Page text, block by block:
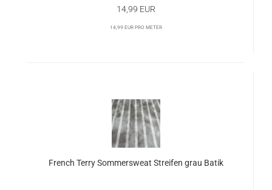
14,99 EUR
14,99 EUR pro Meter
French Terry Sommersweat Streifen grau Batik